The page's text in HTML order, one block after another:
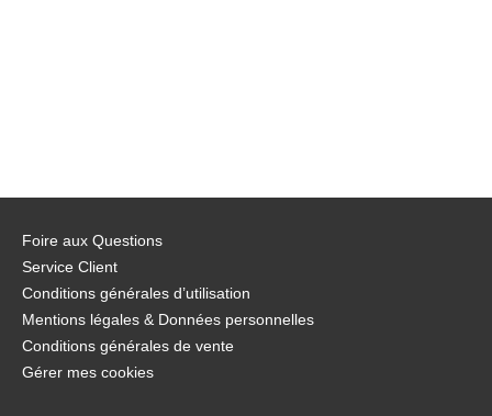
Foire aux Questions
Service Client
Conditions générales d’utilisation
Mentions légales & Données personnelles
Conditions générales de vente
Gérer mes cookies